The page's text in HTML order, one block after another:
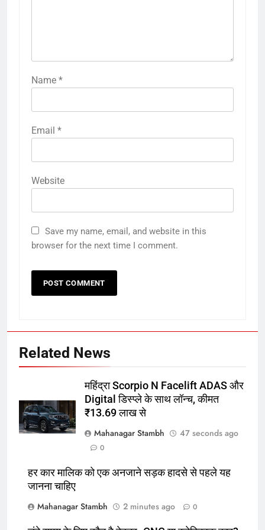
Name *
Email *
Website
Save my name, email, and website in this
browser for the next time I comment.
Related News
महिंद्रा Scorpio N Facelift ADAS और
Digital डिस्प्ले के साथ लॉन्च, कीमत
₹13.69 लाख से
Mahanagar Stambh
47 seconds ago
0
हर कार मालिक को एक अनजाने सड़क हादसे से पहले यह
जानना चाहिए
Mahanagar Stambh
2 minutes ago 0
5
स्पोर्टी लुक और दमदार फीचर्स के साथ
आई नई TVS Apache RTR 200 4V,
शाकिब अल हसन की बांग्लादेश वापसी होगी
2027 वर्ल्ड कप, 5 सवालों में पूरी कहानी
क्रिकेट ‎स्पोर्ट्स
7
शाकिब अल हसन की बांग्लादेश वापसी होगी
या नहीं:मर्डर केस, शेख हसीना से रिश्ते और
2027 वर्ल्ड कप, 5 सवालों में पूरी कहानी
क्रिकेट ‎स्पोर्ट्स
8